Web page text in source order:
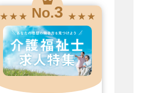
★ ★ ★ No.3 ★ ★ ★